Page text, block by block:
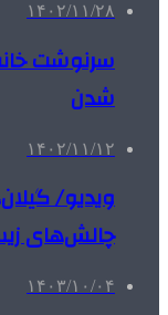
۱۴۰۲/۱۱/۲۸
سرنوشت خانه
شدن
۱۴۰۲/۱۱/۱۲
ویدیو/
چالش‌های
۱۴۰۳/۱۰/۰۴